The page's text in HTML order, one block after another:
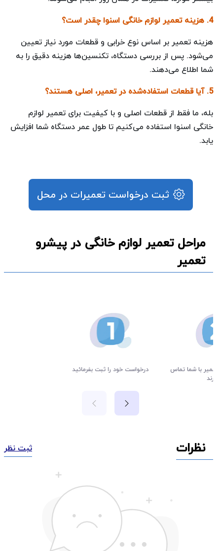
4. هزینه تعمیر لوازم خانگی اسنوا چقدر است؟
هزینه تعمیر بر اساس نوع خرابی و قطعات مورد نیاز تعیین
می‌شود. پس از بررسی دستگاه، تکنسین‌ها هزینه دقیق را به
شما اطلاع می‌دهند.
5. آیا قطعات استفاده‌شده در تعمیر، اصلی هستند؟
بله، ما فقط از قطعات اصلی و با کیفیت برای تعمیر لوازم
خانگی اسنوا استفاده می‌کنیم تا طول عمر دستگاه شما افزایش
یابد.
ثبت درخواست تعمیرات در محل
مراحل تعمیر لوازم خانگی در پیشرو
تعمیر
تعمیر با شما تماس
درخواست خود را ثبت بفرمائید
نظرات ثبت نظر